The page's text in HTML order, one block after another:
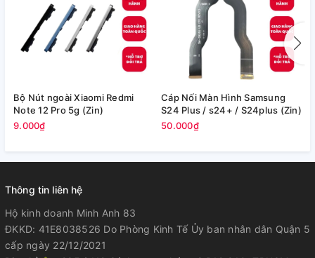
Bộ Nút ngoài Xiaomi Redmi
Note 12 Pro 5g (Zin)
9.000₫
Cáp Nối Màn Hình Samsung
S24 Plus / s24+ / S24plus (Zin)
50.000₫
Thông tin liên hệ
Hộ kinh doanh Minh Anh 83
ĐKKD: 41E8038526 Do Phòng Kinh Tế Ủy ban nhân dân Quận 5
cấp ngày 22/12/2021